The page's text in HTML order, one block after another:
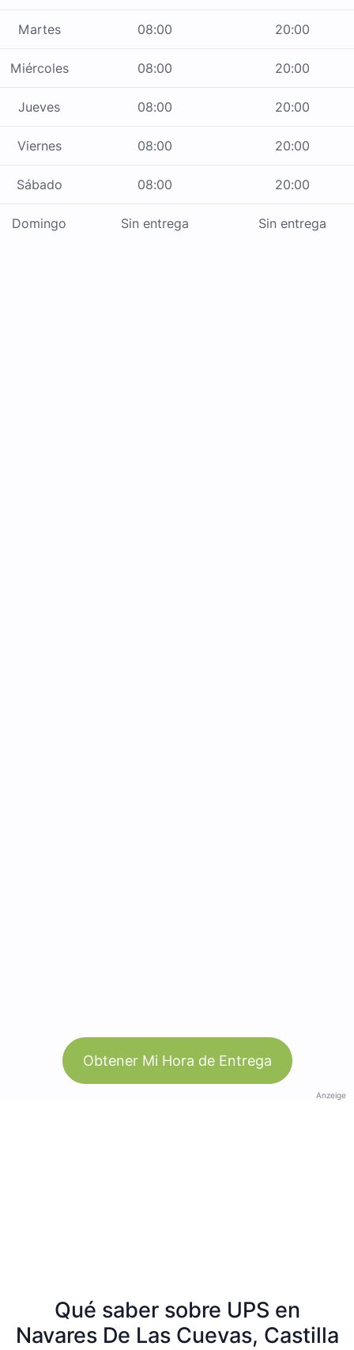
Martes 08:00 20:00
Miércoles 08:00 20:00
Jueves 08:00 20:00
Viernes 08:00 20:00
Sábado 08:00 20:00
Domingo Sin entrega Sin entrega
Obtener Mi Hora de Entrega
Anzeige
Qué saber sobre UPS en
Navares De Las Cuevas, Castilla